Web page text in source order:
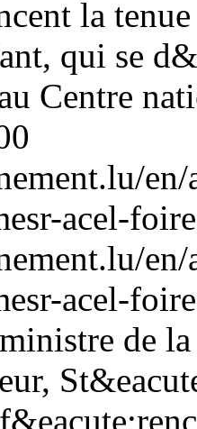
la
qui se
Centre
acel-
acel-
de la